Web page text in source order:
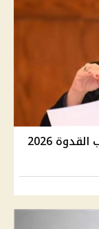
التضامن تفتح باب التقديم لمسابقة الأب القدوة 2026